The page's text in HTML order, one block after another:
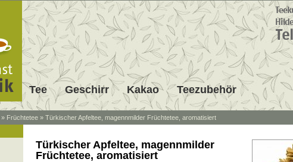
Tee Geschirr Kakao Teezubehör
» Früchtetee » Türkischer Apfeltee, magennmilder Früchtetee, aromatisiert
Türkischer Apfeltee, magennmilder
Früchtetee, aromatisiert